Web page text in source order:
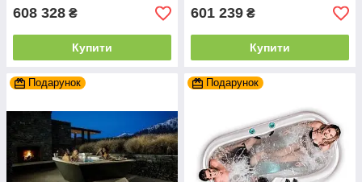
608 328 ₴
Купити
601 239 ₴
Купити
Подарунок Подарунок